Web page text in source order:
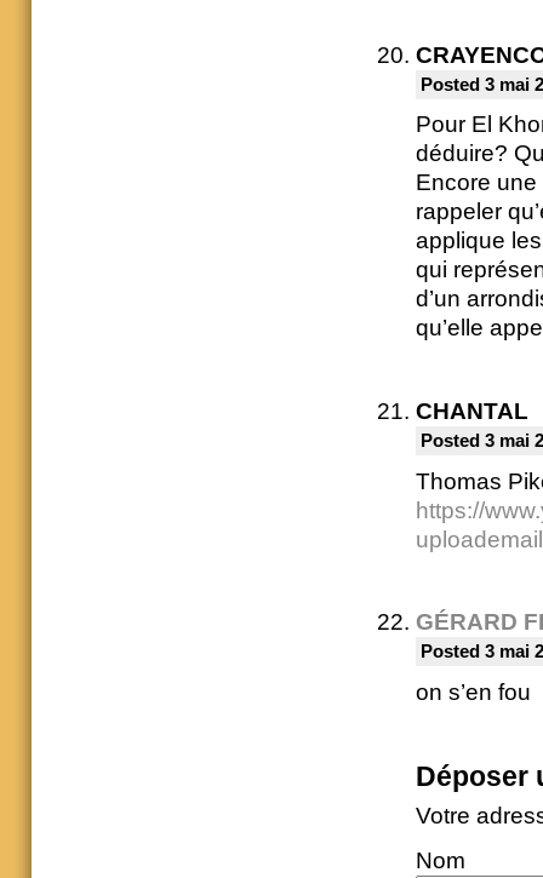
Posted 3 mai
Pour El
déduire?
Encore une
rappeler
applique
qui
d’un
qu’elle
CHANTAL
Posted 3 mai
Thomas
https://
uploademail
GÉRARD
Posted 3 mai
on s’en fou
Déposer
Votre
Nom